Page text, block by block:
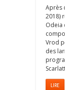
Après
2018)
Odeia
Vrod
des
LIRE